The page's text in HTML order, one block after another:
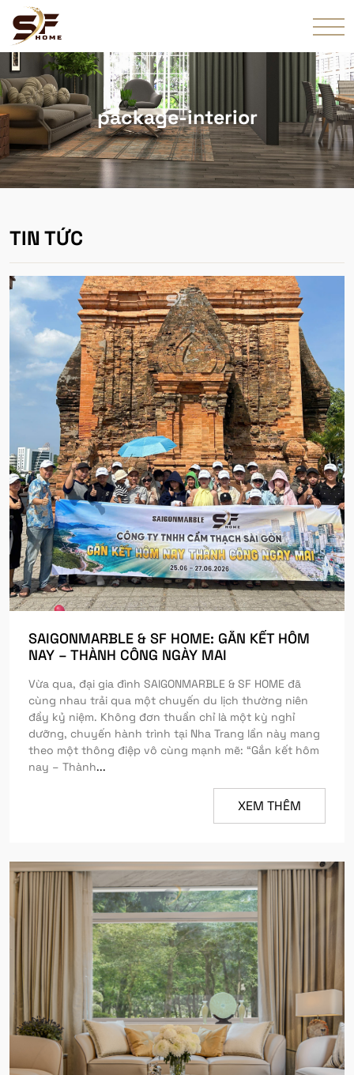
package-interior
TIN TỨC
SAIGONMARBLE & SF HOME: GẮN KẾT HÔM
NAY – THÀNH CÔNG NGÀY MAI
Vừa qua, đại gia đình SAIGONMARBLE & SF HOME đã
cùng nhau trải qua một chuyến du lịch thường niên
đầy kỷ niệm. Không đơn thuần chỉ là một kỳ nghỉ
dưỡng, chuyến hành trình tại Nha Trang lần này mang
theo một thông điệp vô cùng mạnh mẽ: “Gắn kết hôm
nay – Thành...
XEM THÊM